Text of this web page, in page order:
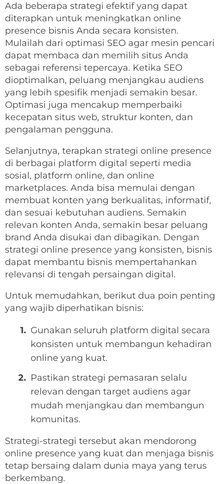
Ada beberapa strategi efektif yang dapat
diterapkan untuk meningkatkan online
presence bisnis Anda secara konsisten.
Mulailah dari optimasi SEO agar mesin pencari
dapat membaca dan memilih situs Anda
sebagai referensi tepercaya. Ketika SEO
dioptimalkan, peluang menjangkau audiens
yang lebih spesifik menjadi semakin besar.
Optimasi juga mencakup memperbaiki
kecepatan situs web, struktur konten, dan
pengalaman pengguna.
Selanjutnya, terapkan strategi online presence
di berbagai platform digital seperti media
sosial, platform online, dan online
marketplaces. Anda bisa memulai dengan
membuat konten yang berkualitas, informatif,
dan sesuai kebutuhan audiens. Semakin
relevan konten Anda, semakin besar peluang
brand Anda disukai dan dibagikan. Dengan
strategi online presence yang konsisten, bisnis
dapat membantu bisnis mempertahankan
relevansi di tengah persaingan digital.
Untuk memudahkan, berikut dua poin penting
yang wajib diperhatikan bisnis:
Gunakan seluruh platform digital secara
konsisten untuk membangun kehadiran
online yang kuat.
Pastikan strategi pemasaran selalu
relevan dengan target audiens agar
mudah menjangkau dan membangun
komunitas.
Strategi-strategi tersebut akan mendorong
online presence yang kuat dan menjaga bisnis
tetap bersaing dalam dunia maya yang terus
berkembang.